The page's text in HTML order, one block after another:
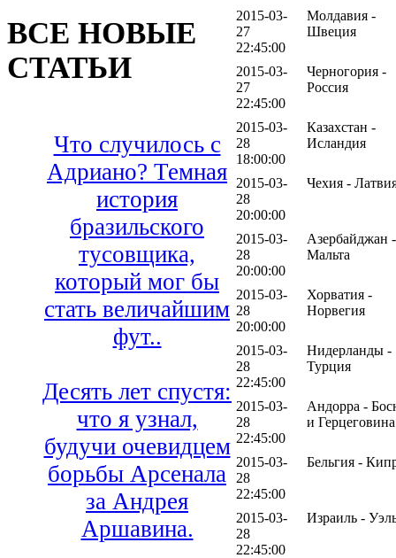
ВСЕ НОВЫЕ
СТАТЬИ
Что случилось с
Адриано? Темная
история
бразильского
тусовщика,
который мог бы
стать величайшим
фут..
Десять лет спустя:
что я узнал,
будучи очевидцем
борьбы Арсенала
за Андрея
Аршавина.
2015-03-
27
22:45:00
Молдавия -
Швеция
2015-03-
27
22:45:00
Черногория -
Россия
2015-03-
28
18:00:00
Казахстан -
Исландия
2015-03-
28
20:00:00
Чехия -
2015-03-
28
20:00:00
Азербайджан -
Мальта
2015-03-
28
20:00:00
Хорватия -
Норвегия
2015-03-
28
22:45:00
Нидерланды -
Турция
2015-03-
28
22:45:00
Андорра -
и Герцеговина
2015-03-
28
22:45:00
Бельгия -
2015-03-
28
22:45:00
Израиль -